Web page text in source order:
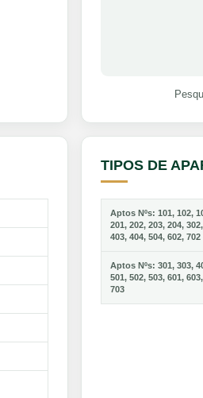
TIPOS DE
Aptos Nºs: 101, 102,
201, 202, 203, 204,
403, 404, 504, 602, 702
Aptos Nºs: 301, 303,
501, 502, 503, 601,
703